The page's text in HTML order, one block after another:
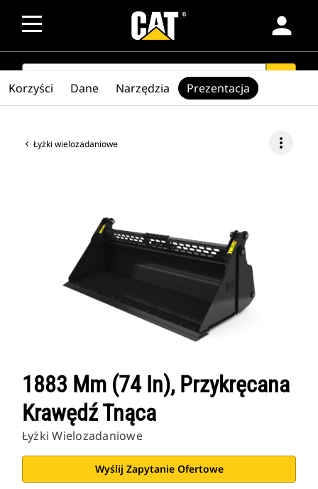
person
SEARCH
Łyżki wielozadaniowe more_vert
1883 Mm (74 In), Przykręcana
Krawędź Tnąca
Łyżki Wielozadaniowe
Wyślij Zapytanie Ofertowe
Korzyści Dane Narzędzia Prezentacja